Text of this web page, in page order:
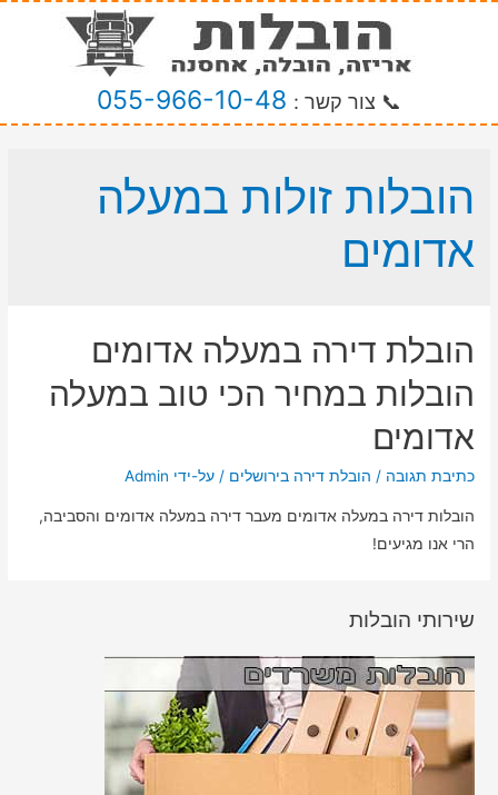
📞 צור קשר : 055-966-10-48
הובלות זולות במעלה
אדומים
הובלת דירה במעלה אדומים
הובלות במחיר הכי טוב במעלה
אדומים
כתיבת תגובה / הובלת דירה בירושלים / על-ידי Admin
הובלות דירה במעלה אדומים מעבר דירה במעלה אדומים והסביבה,
הרי אנו מגיעים!
שירותי הובלות